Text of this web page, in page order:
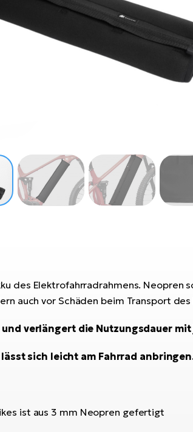
des Elektrofahrradrahmens. Neopren
auch vor Schäden beim Transport
verlängert die Nutzungsdauer mit
sich leicht am Fahrrad
ist aus 3 mm Neopren gefertigt